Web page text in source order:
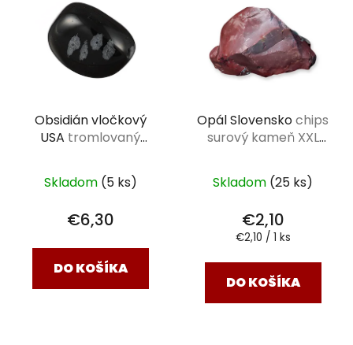
Obsidián vločkový
USA tromlovaný
Skladom (5 ks)
€6,30
DO KOŠÍKA
Opál Slovenskochips
surový kameň XXL
Skladom (25 ks)
€2,10
Jednotková
€2,10 / 1 ks
DO KOŠÍKA